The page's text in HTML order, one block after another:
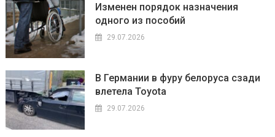
Изменен порядок назначения
одного из пособий
29.07.2026
В Германии в фуру белоруса сзади
влетела Toyota
29.07.2026